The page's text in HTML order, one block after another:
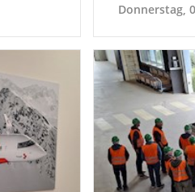
Donnerstag,